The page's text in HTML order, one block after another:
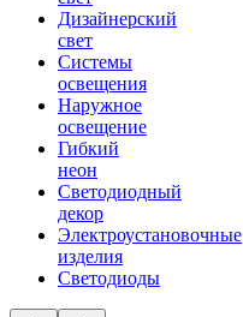
Дизайнерский
свет
Системы
освещения
Наружное
освещение
Гибкий
неон
Светодиодный
декор
Электроустановочные
изделия
Светодиоды